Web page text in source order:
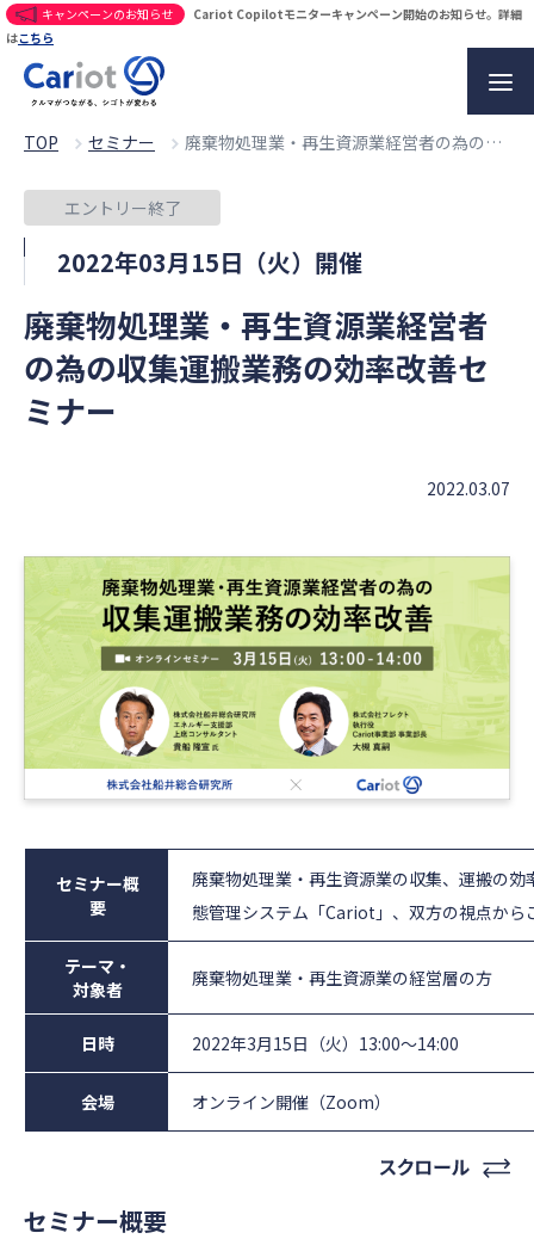
キャンペーンのお知らせ
Cariot Copilotモニターキャンペーン開始のお知らせ。詳細
はこちら
TOP セミナー 廃棄物処理業・再生資源業経営者の為の収集運搬業務の効率改善セミナー
2022年03月15日（火）開催
エントリー終了
廃棄物処理業・再生資源業経営者
の為の収集運搬業務の効率改善セ
ミナー
2022.03.07
セミナー概
要
廃棄物処理業・再生資源業の収集、運搬の
態管理システム「Cariot」、双方の視点から
テーマ・
対象者
廃棄物処理業・再生資源業の経営層の方
日時 2022年3月15日（火）13:00〜14:00
会場 オンライン開催（Zoom）
セミナー概要